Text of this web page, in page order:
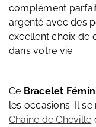
complément
argenté avec des
excellent choix de
dans votre vie.
Ce Bracelet
les occasions. Il
Chaine de Cheville